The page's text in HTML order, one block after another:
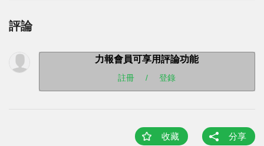
評論
力報會員可享用評論功能
註冊 / 登錄
收藏 分享